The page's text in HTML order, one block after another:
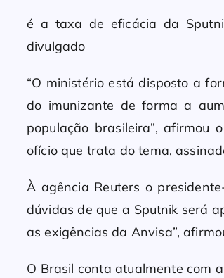
é a taxa de eficácia da
divulgado
“O ministério está disposto a
do imunizante de forma a
população brasileira”, afirmou
ofício que trata do tema,
À agência Reuters o
dúvidas de que a Sputnik será
as exigências da Anvisa”,
O Brasil conta atualmente com